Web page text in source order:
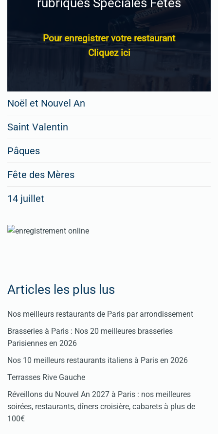
Pour enregistrer votre restaurant
Cliquez ici
Noël et Nouvel An
Saint Valentin
Pâques
Fête des Mères
14 juillet
Articles les plus lus
Nos meilleurs restaurants de Paris par arrondissement
Brasseries à Paris : Nos 20 meilleures brasseries
Parisiennes en 2026
Nos 10 meilleurs restaurants italiens à Paris en 2026
Terrasses Rive Gauche
Réveillons du Nouvel An 2027 à Paris : nos meilleures
soirées, restaurants, dîners croisière, cabarets à plus de
100€